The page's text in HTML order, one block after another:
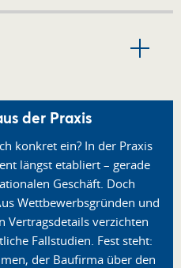
der Praxis
konkret ein? In der Praxis
längst etabliert – gerade
Geschäft. Doch
Wettbewerbsgründen und
Vertragsdetails verzichten
Fallstudien. Fest steht:
der Baufirma über den